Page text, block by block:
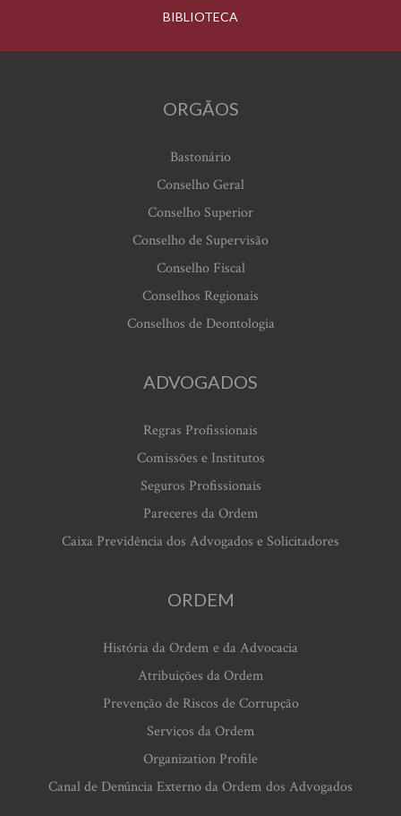
BIBLIOTECA
ORGÃOS
Bastonário
Conselho Geral
Conselho Superior
Conselho de Supervisão
Conselho Fiscal
Conselhos Regionais
Conselhos de Deontologia
ADVOGADOS
Regras Profissionais
Comissões e Institutos
Seguros Profissionais
Pareceres da Ordem
Caixa Previdência dos Advogados e Solicitadores
ORDEM
História da Ordem e da Advocacia
Atribuições da Ordem
Prevenção de Riscos de Corrupção
Serviços da Ordem
Organization Profile
Canal de Denúncia Externo da Ordem dos Advogados